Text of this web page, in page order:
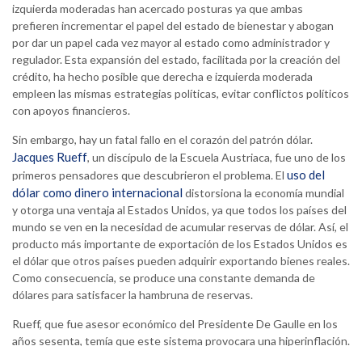
izquierda moderadas han acercado posturas ya que ambas
prefieren incrementar el papel del estado de bienestar y abogan
por dar un papel cada vez mayor al estado como administrador y
regulador. Esta expansión del estado, facilitada por la creación del
crédito, ha hecho posible que derecha e izquierda moderada
empleen las mismas estrategias políticas, evitar conflictos políticos
con apoyos financieros.
Sin embargo, hay un fatal fallo en el corazón del patrón dólar.
Jacques Rueff, un discípulo de la Escuela Austriaca, fue uno de los
primeros pensadores que descubrieron el problema. El uso del
dólar como dinero internacional distorsiona la economía mundial
y otorga una ventaja al Estados Unidos, ya que todos los países del
mundo se ven en la necesidad de acumular reservas de dólar. Así, el
producto más importante de exportación de los Estados Unidos es
el dólar que otros países pueden adquirir exportando bienes reales.
Como consecuencia, se produce una constante demanda de
dólares para satisfacer la hambruna de reservas.
Rueff, que fue asesor económico del Presidente De Gaulle en los
años sesenta, temía que este sistema provocara una hiperinflación.